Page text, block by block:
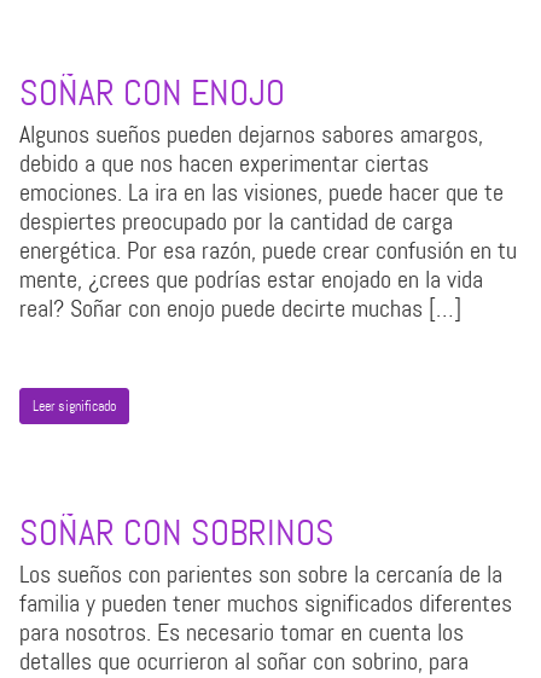
SOÑAR CON ENOJO
Algunos sueños pueden dejarnos sabores amargos,
debido a que nos hacen experimentar ciertas
emociones. La ira en las visiones, puede hacer que te
despiertes preocupado por la cantidad de carga
energética. Por esa razón, puede crear confusión en tu
mente, ¿crees que podrías estar enojado en la vida
real? Soñar con enojo puede decirte muchas […]
Leer significado
SOÑAR CON SOBRINOS
Los sueños con parientes son sobre la cercanía de la
familia y pueden tener muchos significados diferentes
para nosotros. Es necesario tomar en cuenta los
detalles que ocurrieron al soñar con sobrino, para